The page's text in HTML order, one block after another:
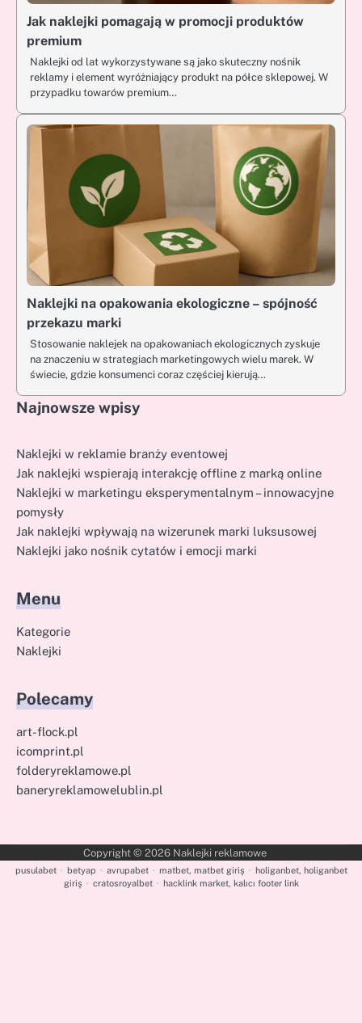
Jak naklejki pomagają w promocji produktów
premium
Naklejki od lat wykorzystywane są jako skuteczny nośnik
reklamy i element wyróżniający produkt na półce sklepowej. W
przypadku towarów premium…
Naklejki na opakowania ekologiczne – spójność
przekazu marki
Stosowanie naklejek na opakowaniach ekologicznych zyskuje
na znaczeniu w strategiach marketingowych wielu marek. W
świecie, gdzie konsumenci coraz częściej kierują…
Najnowsze wpisy
Naklejki w reklamie branży eventowej
Jak naklejki wspierają interakcję offline z marką online
Naklejki w marketingu eksperymentalnym – innowacyjne
pomysły
Jak naklejki wpływają na wizerunek marki luksusowej
Naklejki jako nośnik cytatów i emocji marki
Menu
Kategorie
Naklejki
Polecamy
art-flock.pl
icomprint.pl
folderyreklamowe.pl
baneryreklamowelublin.pl
Copyright © 2026 Naklejki reklamowe
pusulabet · betyap · avrupabet · matbet, matbet giriş · holiganbet, holiganbet
giriş · cratosroyalbet · hacklink market, kalıcı footer link